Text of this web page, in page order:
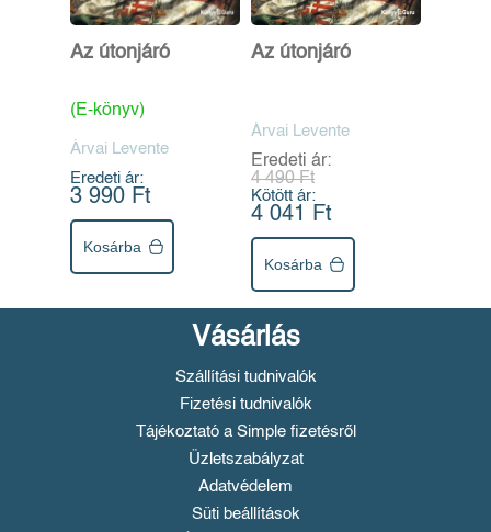
Az útonjáró
(E-könyv)
Árvai Levente
Eredeti ár:
3 990 Ft
Kosárba
Az útonjáró
Árvai Levente
Eredeti ár:
4 490 Ft
Kötött ár:
4 041 Ft
Kosárba
Vásárlás
Szállítási tudnivalók
Fizetési tudnivalók
Tájékoztató a Simple fizetésről
Üzletszabályzat
Adatvédelem
Süti beállítások